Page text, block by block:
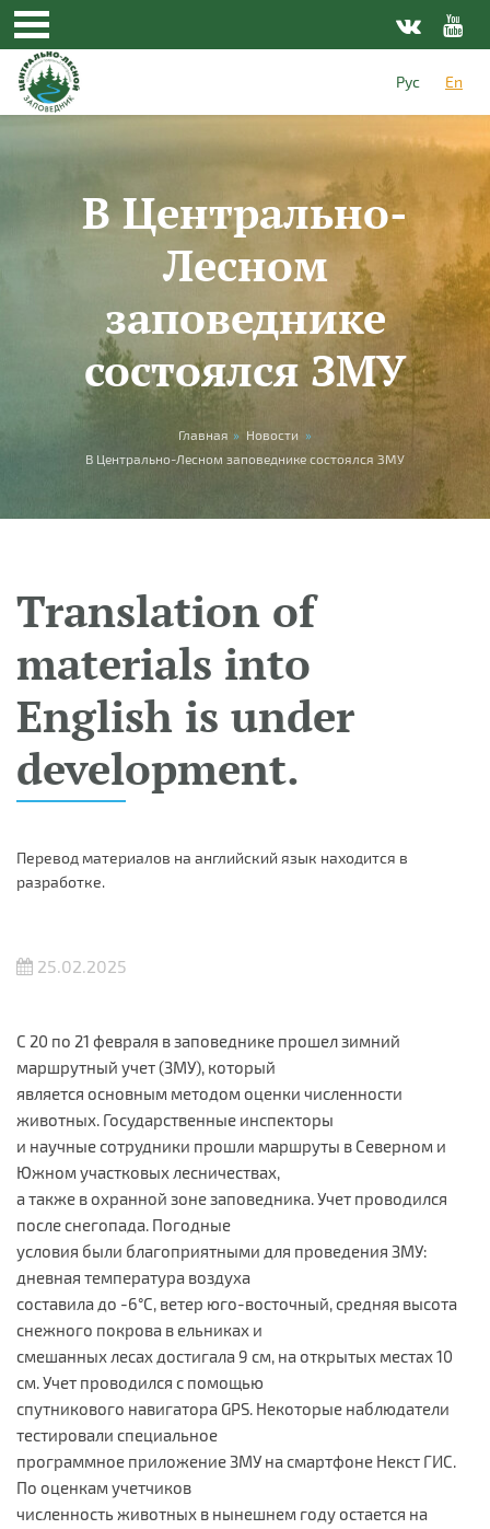
Skip to main content
Рус
En
В Центрально-
Лесном
заповеднике
состоялся ЗМУ
You are here
Главная » Новости »
В Центрально-Лесном заповеднике состоялся ЗМУ
Translation of
materials into
English is under
development.
Перевод материалов на английский язык находится в
разработке.
25.02.2025
С 20 по 21 февраля в заповеднике прошел зимний
маршрутный учет (ЗМУ), который
является основным методом оценки численности
животных. Государственные инспекторы
и научные сотрудники прошли маршруты в Северном и
Южном участковых лесничествах,
а также в охранной зоне заповедника. Учет проводился
после снегопада. Погодные
условия были благоприятными для проведения ЗМУ:
дневная температура воздуха
составила до -6°С, ветер юго-восточный, средняя высота
снежного покрова в ельниках и
смешанных лесах достигала 9 см, на открытых местах 10
см. Учет проводился с помощью
спутникового навигатора GPS. Некоторые наблюдатели
тестировали специальное
программное приложение ЗМУ на смартфоне Некст ГИС.
По оценкам учетчиков
численность животных в нынешнем году остается на